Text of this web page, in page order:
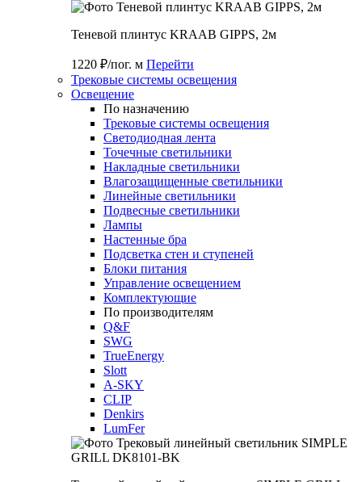
Теневой плинтус KRAAB GIPPS, 2м
1220 ₽/пог. м Перейти
Трековые системы освещения
Освещение
По назначению
Трековые системы освещения
Светодиодная лента
Точечные светильники
Накладные светильники
Влагозащищенные светильники
Линейные светильники
Подвесные светильники
Лампы
Настенные бра
Подсветка стен и ступеней
Блоки питания
Управление освещением
Комплектующие
По производителям
Q&F
SWG
TrueEnergy
Slott
A-SKY
CLIP
Denkirs
LumFer